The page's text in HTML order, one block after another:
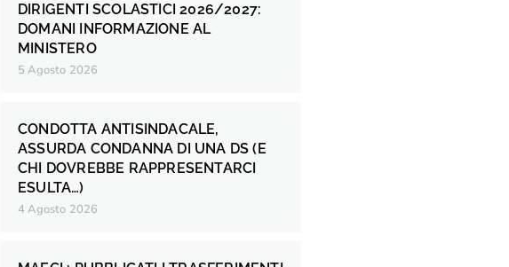
DIRIGENTI SCOLASTICI 2026/2027:
DOMANI INFORMAZIONE AL
MINISTERO
5 Agosto 2026
CONDOTTA ANTISINDACALE,
ASSURDA CONDANNA DI UNA DS (E
CHI DOVREBBE RAPPRESENTARCI
ESULTA…)
4 Agosto 2026